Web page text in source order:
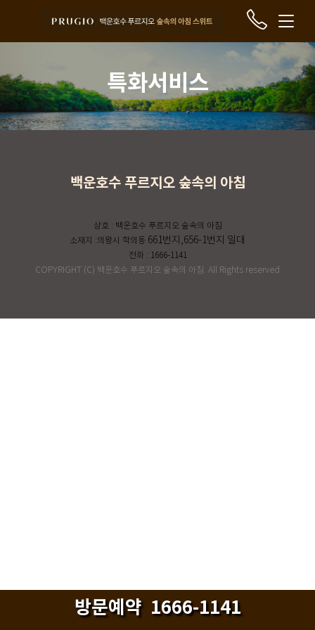
특화서비스
백운호수 푸르지오 숲속의 아침
상호 : 백운호수 푸르지오 숲속의 아침
소재지 :의왕시 학의동 661번지,656-1번지 일대
전화 : 1666-1141
COPYRIGHT (C) 백운호수 푸르지오 숲속의 아침. All Rights reserved
방문예약 1666-1141